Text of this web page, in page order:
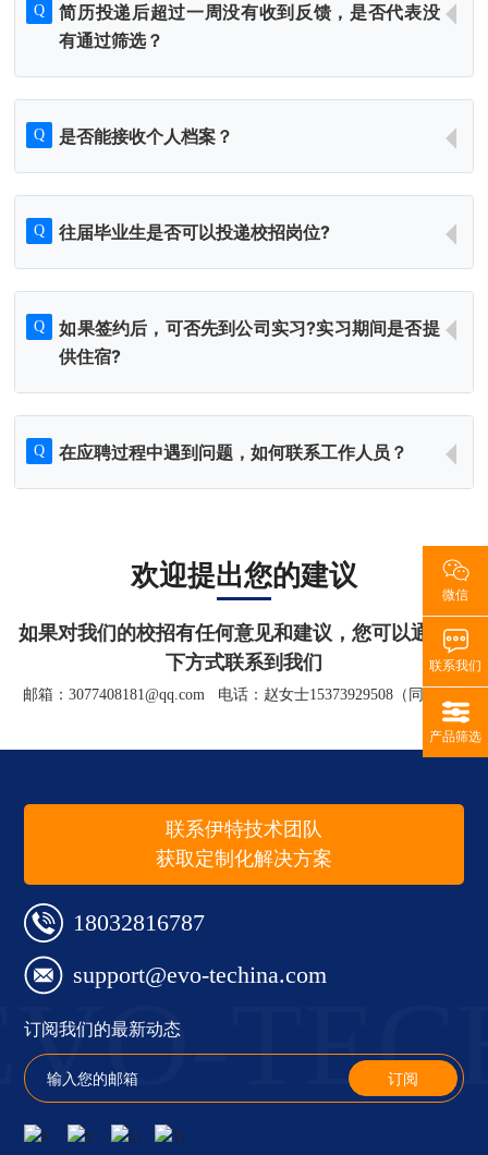
Q
简历投递后超过一周没有收到反馈，是否代表没
有通过筛选？
Q 是否能接收个人档案？
Q 往届毕业生是否可以投递校招岗位?
Q
如果签约后，可否先到公司实习?实习期间是否提
供住宿?
Q 在应聘过程中遇到问题，如何联系工作人员？
欢迎提出您的建议
如果对我们的校招有任何意见和建议，您可以通过一
下方式联系到我们
邮箱： 3077408181@qq.com电话：赵女士15373929508（同微信）
联系伊特技术团队
获取定制化解决方案
18032816787
support@evo-techina.com
订阅我们的最新动态
订阅
微信
联系我们
产品筛选